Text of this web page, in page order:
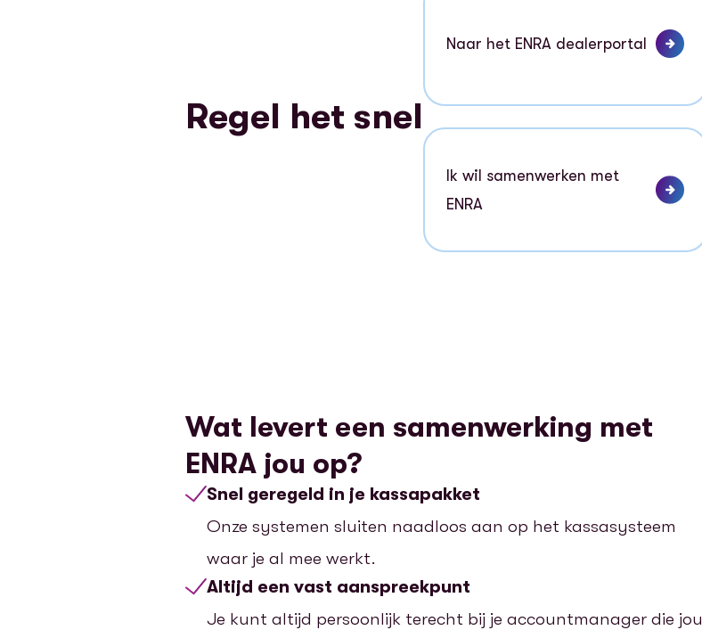
Regel het snel
Naar het ENRA dealerportal
Ik wil samenwerken met
ENRA
Wat levert een samenwerking met
ENRA jou op?
Snel geregeld in je kassapakket
Onze systemen sluiten naadloos aan op het kassasysteem
waar je al mee werkt.
Altijd een vast aanspreekpunt
Je kunt altijd persoonlijk terecht bij je accountmanager die jou